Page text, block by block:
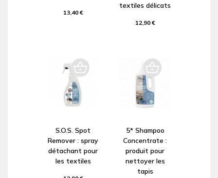
13,40 €
textiles délicats
12,90 €
S.O.S. Spot
Remover : spray
détachant pour
les textiles
5* Shampoo
Concentrate :
produit pour
nettoyer les
tapis